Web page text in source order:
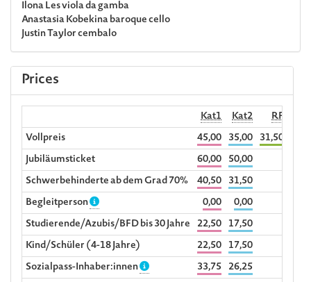
Ilona Lesviola da gamba
Anastasia Kobekinabaroque cello
Justin Taylorcembalo
Prices
Kat1 Kat2 RF
Vollpreis
45,00 35,00 31,50
Jubiläumsticket
60,00
50,00
Schwerbehinderte ab dem Grad 70%
40,50
31,50
Begleitperson
0,00
0,00
Studierende/Azubis/BFD bis 30 Jahre
22,50
17,50
Kind/Schüler (4-18 Jahre)
22,50
17,50
Sozialpass-Inhaber:innen
33,75 26,25